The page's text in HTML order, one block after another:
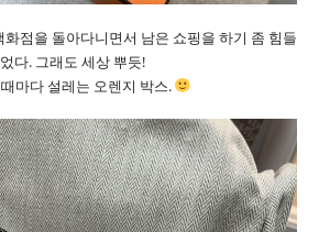
점을 돌아다니면서 남은 쇼핑을 하기 좀 힘들
었다. 그래도 세상 뿌듯!
마다 설레는 오렌지 박스.